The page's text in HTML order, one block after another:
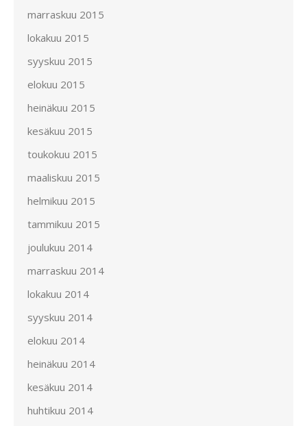
marraskuu 2015
lokakuu 2015
syyskuu 2015
elokuu 2015
heinäkuu 2015
kesäkuu 2015
toukokuu 2015
maaliskuu 2015
helmikuu 2015
tammikuu 2015
joulukuu 2014
marraskuu 2014
lokakuu 2014
syyskuu 2014
elokuu 2014
heinäkuu 2014
kesäkuu 2014
huhtikuu 2014